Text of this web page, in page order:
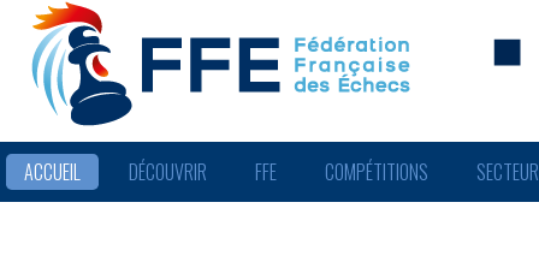
ACCUEIL DÉCOUVRIR FFE COMPÉTITIONS